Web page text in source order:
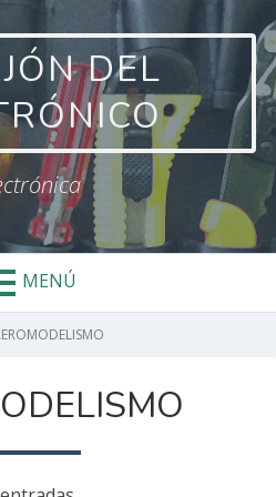
DEL
MENÚ